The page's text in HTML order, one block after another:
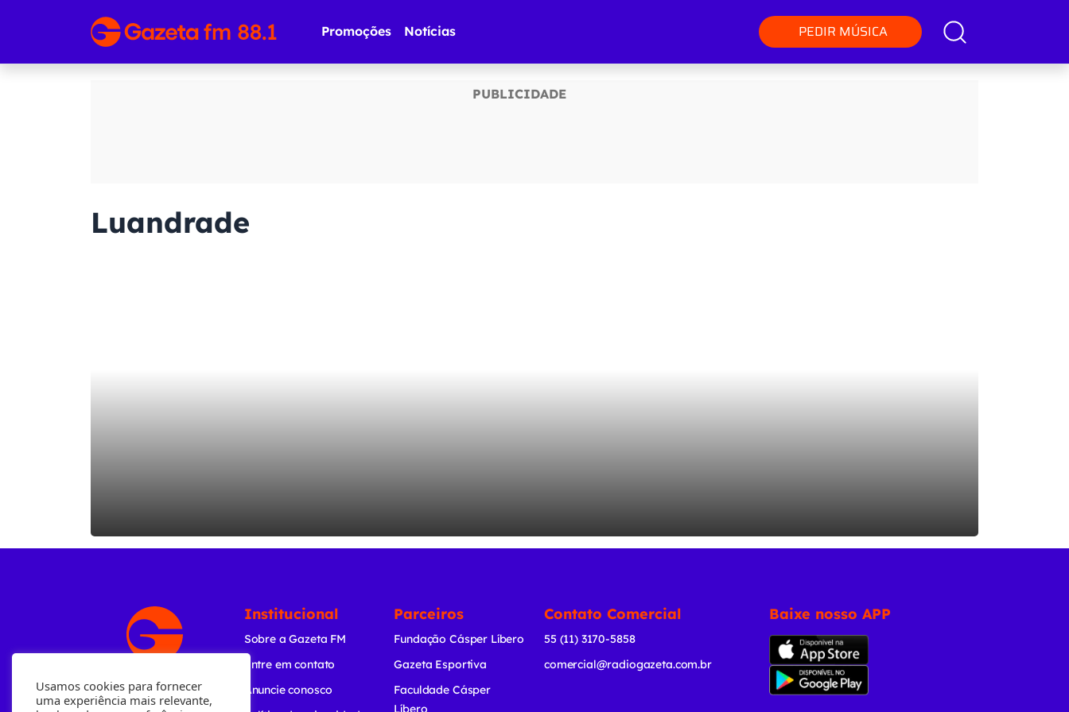
Promoções Notícias PEDIR MÚSICA
Luandrade
Institucional
Sobre a Gazeta FM
Entre em contato
Anuncie conosco
Parceiros
Fundação Cásper Líbero
Gazeta Esportiva
Faculdade Cásper
Líbero
Contato Comercial
55 (11) 3170-5858
comercial@radiogazeta.com.br
Baixe nosso APP
Usamos cookies para fornecer
uma experiência mais relevante,